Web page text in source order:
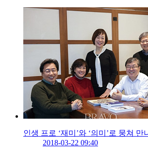
인생 프로 ‘재미’와 ‘의미’로 뭉쳐 만
2018-03-22 09:40